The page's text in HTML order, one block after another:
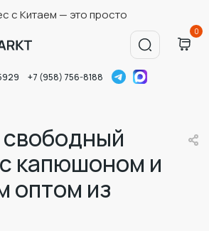
с Китаем — это просто
0
+7 (958) 756-8188
капюшоном и
оптом из